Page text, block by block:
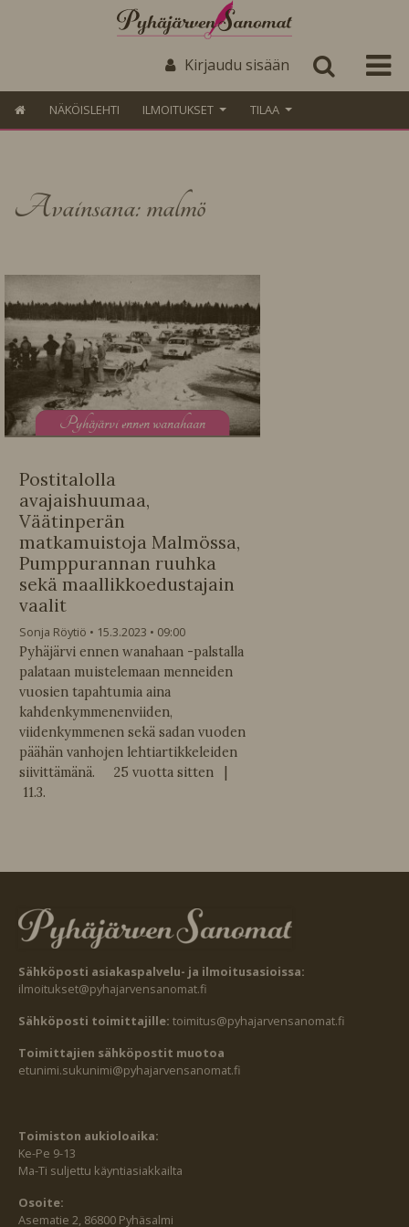
Kirjaudu sisään
NÄKÖISLEHTI ILMOITUKSET TILAA
Avainsana: malmö
Pyhäjärvi ennen wanahaan
Postitalolla
avajaishuumaa,
Väätinperän
matkamuistoja Malmössa,
Pumppurannan ruuhka
sekä maallikkoedustajain
vaalit
Sonja Röytiö 15.3.2023
09:00
Pyhäjärvi ennen wanahaan -palstalla
palataan muistelemaan menneiden
vuosien tapahtumia aina
kahdenkymmenenviiden,
viidenkymmenen sekä sadan vuoden
päähän vanhojen lehtiartikkeleiden
siivittämänä. 25 vuotta sitten |
11.3.
Sähköposti asiakaspalvelu- ja ilmoitusasioissa:
ilmoitukset@pyhajarvensanomat.fi
Sähköposti toimittajille: toimitus@pyhajarvensanomat.fi
Toimittajien sähköpostit muotoa
etunimi.sukunimi@pyhajarvensanomat.fi
Toimiston aukioloaika:
Ke-Pe 9-13
Ma-Ti suljettu käyntiasiakkailta
Osoite:
Asematie 2, 86800 Pyhäsalmi